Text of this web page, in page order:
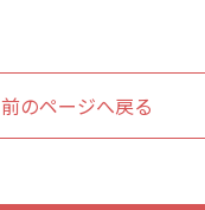
前のページへ戻る